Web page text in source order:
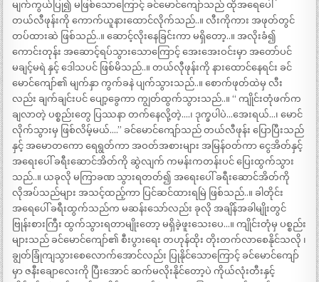
မျက်ကွယ်ပြု၍ မဖြစ်သောကြောင့် ခင်မောင်ကျော်သည် ထိုအရေပေါ်
တယ်လီဖုန်းကို ကောက်ယူနားထောင်လိုက်သည်..။ လီးကိုကား အဖုတ်တွင်
တပ်ထားဆဲ ဖြစ်သည်..။ ဆောင့်လိုးနေခြင်းကာ မရှိတော့..။ အလိုးခံ၍
ကောင်းတုန်း အဆောင့်ရပ်သွားသောကြောင့် အေးအေးဝင်းမှာ အတော်ပင်
မချင့်မရဲ နှင့် ဒေါသပင် ဖြစ်မိသည်..။ တယ်လီုဖုန်းကို နားထောင်နေရင်း ခင်
မောင်ကျော်၏ မျက်နှာ ကွက်ခနဲ ပျက်သွားသည်..။ စောက်ဖုတ်ထဲမှ လီး
လည်း ချက်ချင်းပင် ပျော့ခွေကာ ကျွတ်ထွက်သွားသည်..။ “ ကျိုင်းတုံဖက်က
ချလာတဲ့ ပစ္စည်းတွေ ပြဿနာ တက်နေလို့တဲ့….၊ ဒုက္ခပါပဲ…အေးရယ်…၊ မောင်
လိုက်သွားမှ ဖြစ်လိမ့်မယ်….” ခင်မောင်ကျော်သည် တယ်လီဖုန်း ပြောပြီးသည်
နှင့် အမောတကော ရေရွတ်ကာ အဝတ်အစားများ အမြန်ဝတ်ကာ ငွေအိတ်နှင့်
အရေးပေါ် ခရီးဆောင်အိတ်ကို ဆွဲလျက် ကမန်းကတန်းပင် ပြေးထွက်သွား
သည်..။ ယခုလို မကြာခဏ သွားရတတ်၍ အရေးပေါ် ခရီးဆောင်အိတ်ကို
လိုအပ်သည်များ အသင့်ထည့်ကာ ပြင်ဆင်ထားရမြဲ ဖြစ်သည်..။ ခါတိုင်း
အရေပေါ် ခရီးထွက်သည်က မဆန်းသော်လည်း ခုလို အချိန်အခါမျိုးတွင်
ဗြုန်းစားကြီး ထွက်သွားရတာမျိုးတော့ မရှိခဲ့ဖူးသေးပေ…။ ကျိုင်းတုံမှ ပစ္စည်း
များသည် ခင်မောင်ကျော်၏ စီးပွားရေး တဟုန်ထိုး တိုးတက်လာစေနိုင်သလို ၊
ချွတ်ခြုံကျသွားစေလောက်အောင်လည်း ပြုနိုင်သောကြောင့် ခင်မောင်ကျော်
မှာ ဇနီးချောလေးကို ပြီးအောင် ဆက်မလိုးနိုင်တော့ပဲ ကိုယ်လုံးတီးနှင့်